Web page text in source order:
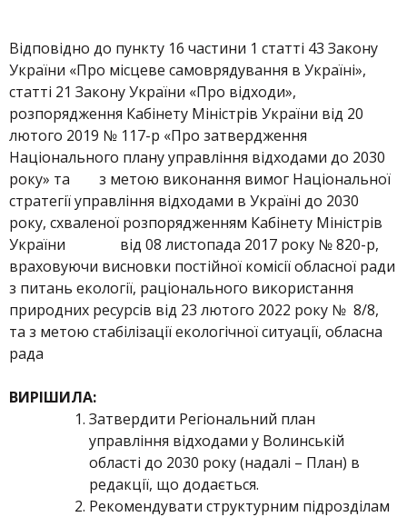
Відповідно до пункту 16 частини 1 статті 43 Закону
України «Про місцеве самоврядування в Україні»,
статті 21 Закону України «Про відходи»,
розпорядження Кабінету Міністрів України від 20
лютого 2019 № 117-р «Про затвердження
Національного плану управління відходами до 2030
року» та з метою виконання вимог Національної
стратегії управління відходами в Україні до 2030
року, схваленої розпорядженням Кабінету Міністрів
України від 08 листопада 2017 року № 820-р,
враховуючи висновки постійної комісії обласної ради
з питань екології, раціонального використання
природних ресурсів від 23 лютого 2022 року № 8/8,
та з метою стабілізації екологічної ситуації, обласна
рада
ВИРІШИЛА:
Затвердити Регіональний план
управління відходами у Волинській
області до 2030 року (надалі – План) в
редакції, що додається.
Рекомендувати структурним підрозділам